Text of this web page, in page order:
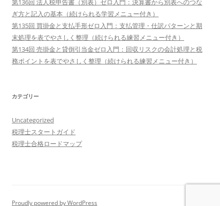
第136回 法人税申告書（別表）ゼロ入門：決算書から別表へのつな
ぎ方と記入の基本（続けられる学習メニュー付き）
第135回 買掛金と支払手形ゼロ入門：支払管理・仕訳パターンと期
末処理を表でやさしく整理（続けられる練習メニュー付き）
第134回 売掛金と貸倒引当金ゼロ入門：回収リスクの会計処理と税
務ポイントを表でやさしく整理（続けられる練習メニュー付き）
カテゴリー
Uncategorized
税理士スタートガイド
税理士合格ロードマップ
Proudly powered by WordPress